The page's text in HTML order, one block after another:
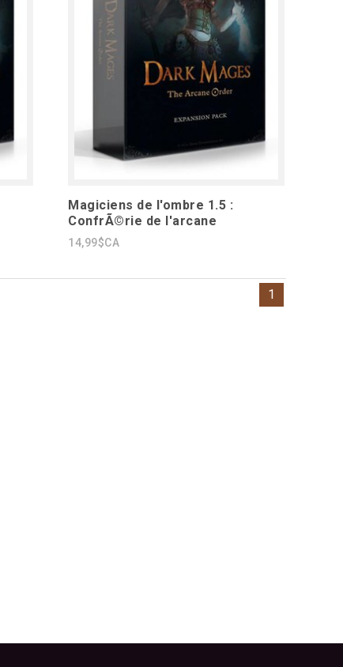
Magiciens de l'ombre 1.5 :
ConfrÃ©rie de l'arcane
14,99$CA
1